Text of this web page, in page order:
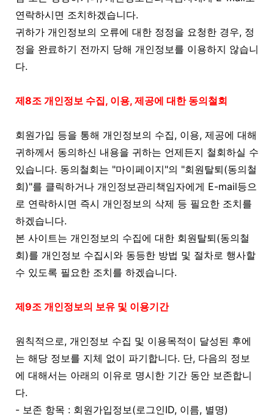
연락하시면 조치하겠습니다.
귀하가 개인정보의 오류에 대한 정정을 요청한 경우, 정
정을 완료하기 전까지 당해 개인정보를 이용하지 않습니
다.
제8조 개인정보 수집, 이용, 제공에 대한 동의철회
회원가입 등을 통해 개인정보의 수집, 이용, 제공에 대해
귀하께서 동의하신 내용을 귀하는 언제든지 철회하실 수
있습니다. 동의철회는 "마이페이지"의 "회원탈퇴(동의철
회)"를 클릭하거나 개인정보관리책임자에게 E-mail등으
로 연락하시면 즉시 개인정보의 삭제 등 필요한 조치를
하겠습니다.
본 사이트는 개인정보의 수집에 대한 회원탈퇴(동의철
회)를 개인정보 수집시와 동등한 방법 및 절차로 행사할
수 있도록 필요한 조치를 하겠습니다.
제9조 개인정보의 보유 및 이용기간
원칙적으로, 개인정보 수집 및 이용목적이 달성된 후에
는 해당 정보를 지체 없이 파기합니다. 단, 다음의 정보
에 대해서는 아래의 이유로 명시한 기간 동안 보존합니
다.
- 보존 항목 : 회원가입정보(로그인ID, 이름, 별명)